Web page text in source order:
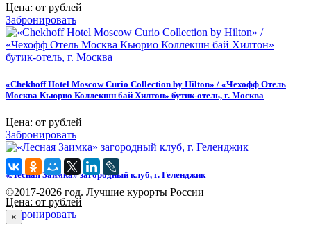
Цена: от рублей
Забронировать
«Chekhoff Hotel Moscow Curio Collection by Hilton» / «Чехофф Отель
Москва Кьюрио Коллекшн бай Хилтон» бутик-отель, г. Москва
Цена: от рублей
Забронировать
«Лесная Заимка» загородный клуб, г. Геленджик
Цена: от рублей
Забронировать
©2017-2026 год. Лучшие курорты России
×